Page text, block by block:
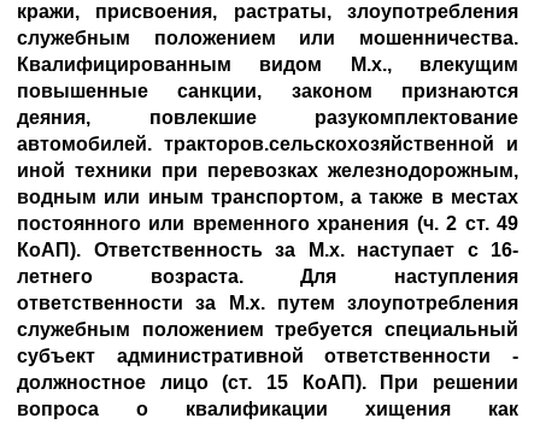
кражи, присвоения, растраты, злоупотребления
служебным положением или мошенничества.
Квалифицированным видом М.х., влекущим
повышенные санкции, законом признаются
деяния, повлекшие разукомплектование
автомобилей. тракторов.сельскохозяйственной и
иной техники при перевозках железнодорожным,
водным или иным транспортом, а также в местах
постоянного или временного хранения (ч. 2 ст. 49
КоАП). Ответственность за М.х. наступает с 16-
летнего возраста. Для наступления
ответственности за М.х. путем злоупотребления
служебным положением требуется специальный
субъект административной ответственности -
должностное лицо (ст. 15 КоАП). При решении
вопроса о квалификации хищения как